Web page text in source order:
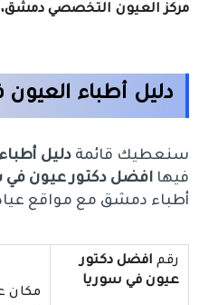
مركز العيون التخصصي
دليل أطباء
سنعطيك قائمةدليل
فيهاافضل دكتور عيون في
أطباء دمشق مع مواقع
رقم افضل دكتور
عيون في سوريا
مكان